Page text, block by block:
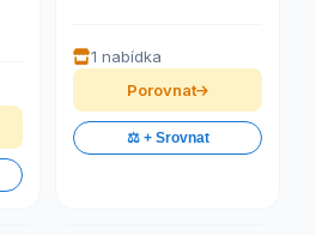
1 nabídka
Porovnat
⚖️ + Srovnat